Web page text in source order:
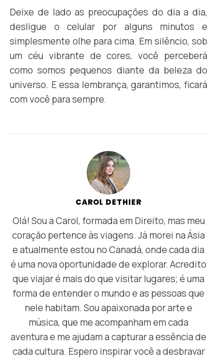
Deixe de lado as preocupações do dia a dia,
desligue o celular por alguns minutos e
simplesmente olhe para cima. Em silêncio, sob
um céu vibrante de cores, você perceberá
como somos pequenos diante da beleza do
universo. E essa lembrança, garantimos, ficará
com você para sempre.
CAROL DETHIER
Olá! Sou a Carol, formada em Direito, mas meu
coração pertence às viagens. Já morei na Ásia
e atualmente estou no Canadá, onde cada dia
é uma nova oportunidade de explorar. Acredito
que viajar é mais do que visitar lugares; é uma
forma de entender o mundo e as pessoas que
nele habitam. Sou apaixonada por arte e
música, que me acompanham em cada
aventura e me ajudam a capturar a essência de
cada cultura. Espero inspirar você a desbravar